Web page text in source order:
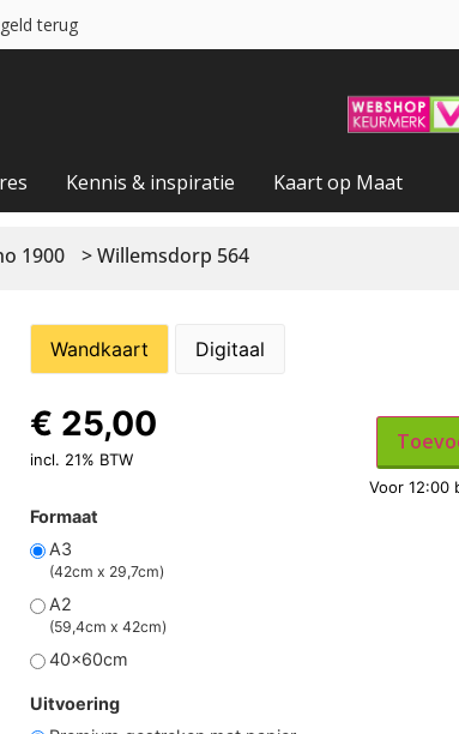
terug
Kennis & inspiratie Kaart op Maat
1900 > Willemsdorp 564
Wandkaart Digitaal
Formaat
A3
(42cm x 29,7cm)
A2
(59,4cm x 42cm)
40x60cm
Uitvoering
€ 25,00
incl. 21% BTW